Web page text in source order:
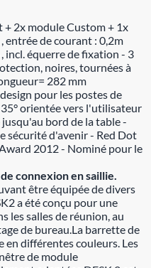
+ 2x module Custom + 1x
entrée de courant : 0,2m
incl. équerre de fixation - 3
noires, tournées à
282 mm
pour les postes de
orientée vers l'utilisateur
bord de la table -
sécurité d'avenir - Red Dot
2012 - Nominé pour le
connexion en saillie.
être équipée de divers
a été conçu pour une
les salles de réunion, au
de bureau.La barrette de
en différentes couleurs. Les
de module